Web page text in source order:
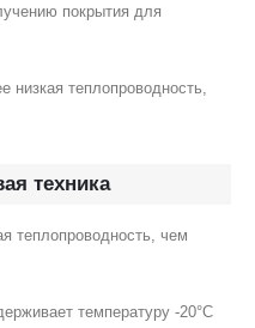
покрытия для
теплопроводность,
техника
теплопроводность, чем
температуру -20°C